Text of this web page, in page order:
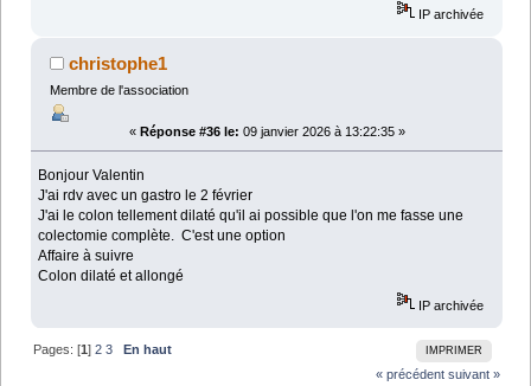
IP archivée
christophe1
Membre de l'association
« Réponse #36 le: 09 janvier 2026 à 13:22:35 »
Bonjour Valentin
J'ai rdv avec un gastro le 2 février
J'ai le colon tellement dilaté qu'il ai possible que l'on me fasse une
colectomie complète. C'est une option
Affaire à suivre
Colon dilaté et allongé
IP archivée
IMPRIMER
Pages: [1]2 3
En haut
« précédent suivant »